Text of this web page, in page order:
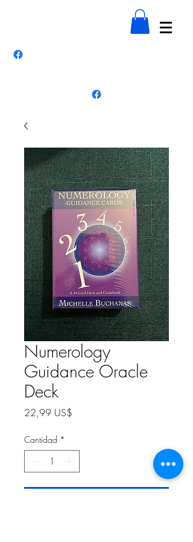
Numerology
Guidance Oracle
Deck
22,99 US$
Cantidad *